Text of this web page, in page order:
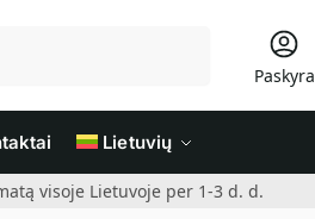
Paskyra
Lietuvių
visoje Lietuvoje per 1-3 d. d.